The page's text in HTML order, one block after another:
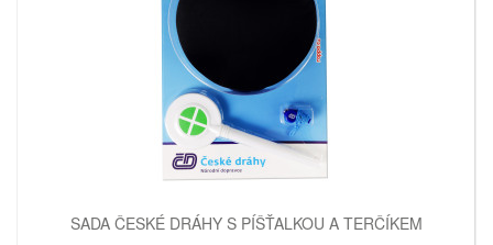
SADA ČESKÉ DRÁHY S PÍŠŤALKOU A TERČÍKEM